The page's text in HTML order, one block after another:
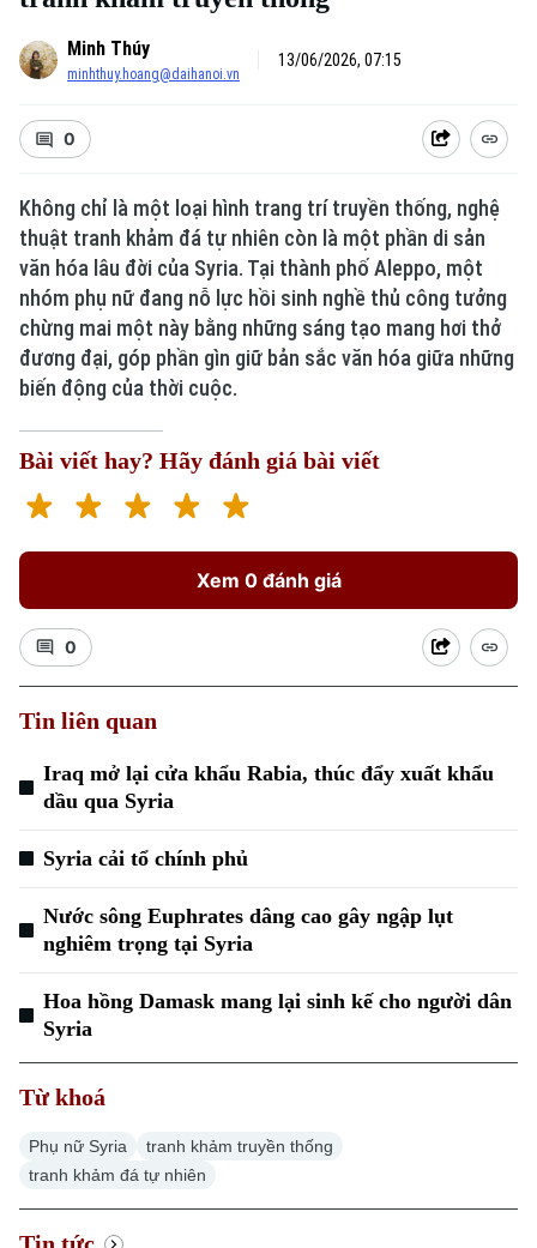
Minh Thúy
minhthuy.hoang@daihanoi.vn
13/06/2026, 07:15
0
Không chỉ là một loại hình trang trí truyền thống, nghệ
thuật tranh khảm đá tự nhiên còn là một phần di sản
văn hóa lâu đời của Syria. Tại thành phố Aleppo, một
nhóm phụ nữ đang nỗ lực hồi sinh nghề thủ công tưởng
chừng mai một này bằng những sáng tạo mang hơi thở
đương đại, góp phần gìn giữ bản sắc văn hóa giữa những
biến động của thời cuộc.
Bài viết hay? Hãy đánh giá bài viết
Xem 0 đánh giá
0
Tin liên quan
Iraq mở lại cửa khẩu Rabia, thúc đẩy xuất khẩu
dầu qua Syria
Syria cải tổ chính phủ
Nước sông Euphrates dâng cao gây ngập lụt
nghiêm trọng tại Syria
Hoa hồng Damask mang lại sinh kế cho người dân
Syria
Từ khoá
Phụ nữ Syria
tranh khảm truyền thống
tranh khảm đá tự nhiên